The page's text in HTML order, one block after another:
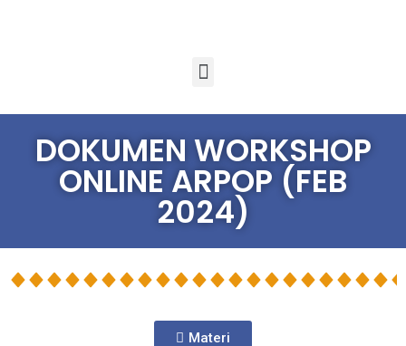
DOKUMEN WORKSHOP
ONLINE ARPOP (FEB
2024)
Materi